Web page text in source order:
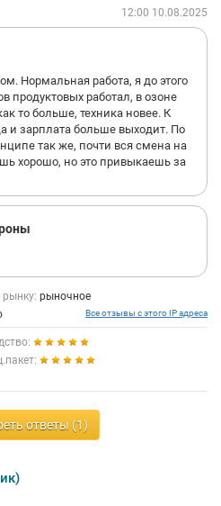
12:00 10.08.2025
Нормальная работа, я до этого
продуктовых работал, в озоне
то больше, техника новее. К
зарплата больше выходит. По
так же, почти вся смена на
хорошо, но это привыкаешь за
рынку: рыночное
Все отзывы с этого IP адреса
ответы (1)